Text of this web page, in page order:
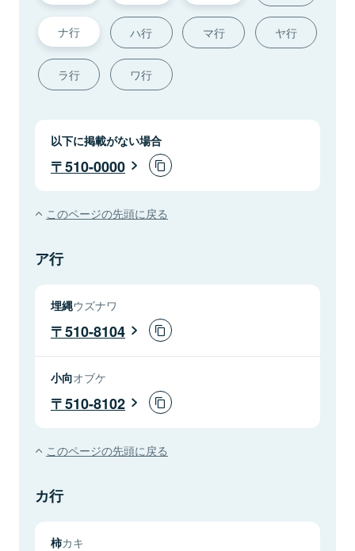
ナ行 ハ行 マ行 ヤ行
ラ行 ワ行
以下に掲載がない場合
510-0000
このページの先頭に戻る
ア行
埋縄ウズナワ
510-8104
小向オブケ
510-8102
このページの先頭に戻る
カ行
柿カキ